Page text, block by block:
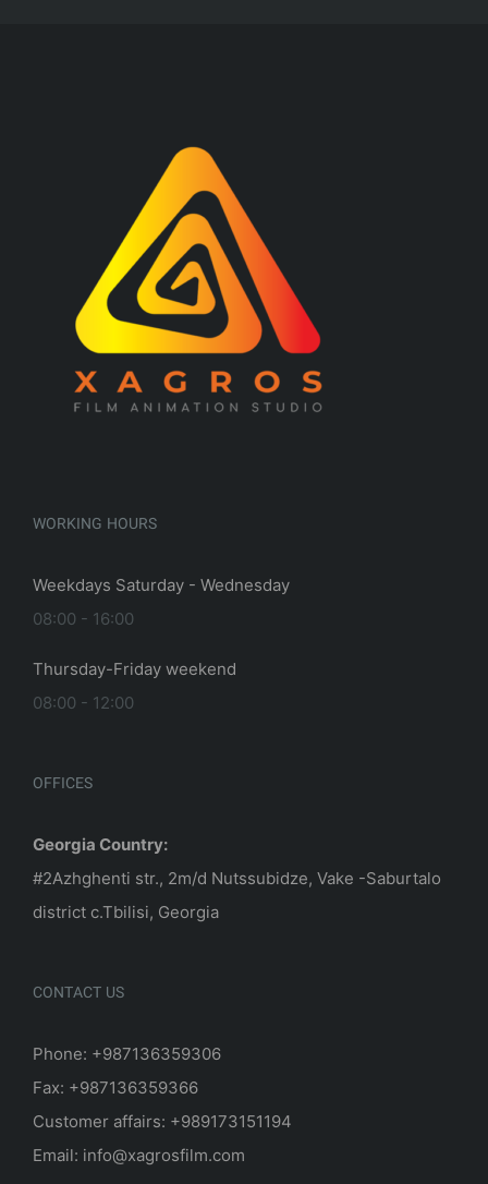
WORKING HOURS
Weekdays Saturday - Wednesday
08:00 - 16:00
Thursday-Friday weekend
08:00 - 12:00
OFFICES
Georgia Country:
#2Azhghenti str., 2m/d Nutssubidze, Vake -Saburtalo
district c.Tbilisi, Georgia
CONTACT US
Phone: +987136359306
Fax: +987136359366
Customer affairs: +989173151194
Email: info@xagrosfilm.com